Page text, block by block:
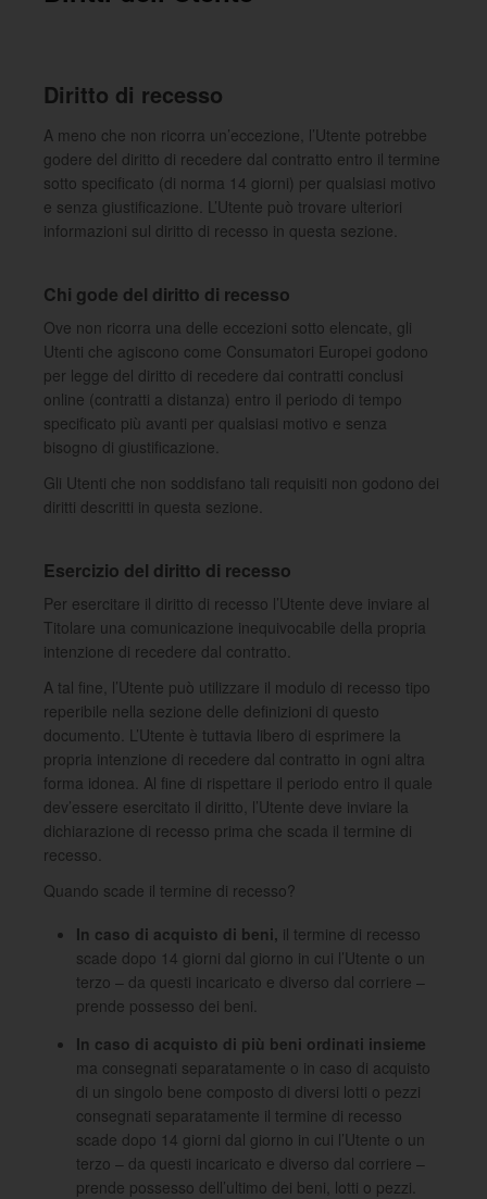
Diritto di recesso
A meno che non ricorra un’eccezione, l’Utente potrebbe
godere del diritto di recedere dal contratto entro il termine
sotto specificato (di norma 14 giorni) per qualsiasi motivo
e senza giustificazione. L’Utente può trovare ulteriori
informazioni sul diritto di recesso in questa sezione.
Chi gode del diritto di recesso
Ove non ricorra una delle eccezioni sotto elencate, gli
Utenti che agiscono come Consumatori Europei godono
per legge del diritto di recedere dai contratti conclusi
online (contratti a distanza) entro il periodo di tempo
specificato più avanti per qualsiasi motivo e senza
bisogno di giustificazione.
Gli Utenti che non soddisfano tali requisiti non godono dei
diritti descritti in questa sezione.
Esercizio del diritto di recesso
Per esercitare il diritto di recesso l’Utente deve inviare al
Titolare una comunicazione inequivocabile della propria
intenzione di recedere dal contratto.
A tal fine, l’Utente può utilizzare il modulo di recesso tipo
reperibile nella sezione delle definizioni di questo
documento. L’Utente è tuttavia libero di esprimere la
propria intenzione di recedere dal contratto in ogni altra
forma idonea. Al fine di rispettare il periodo entro il quale
dev’essere esercitato il diritto, l’Utente deve inviare la
dichiarazione di recesso prima che scada il termine di
recesso.
Quando scade il termine di recesso?
In caso di acquisto di beni, il termine di recesso
scade dopo 14 giorni dal giorno in cui l’Utente o un
terzo – da questi incaricato e diverso dal corriere –
prende possesso dei beni.
In caso di acquisto di più beni ordinati insieme
ma consegnati separatamente o in caso di acquisto
di un singolo bene composto di diversi lotti o pezzi
consegnati separatamente il termine di recesso
scade dopo 14 giorni dal giorno in cui l’Utente o un
terzo – da questi incaricato e diverso dal corriere –
prende possesso dell’ultimo dei beni, lotti o pezzi.